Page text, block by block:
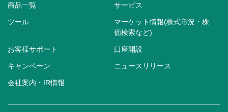
商品一覧 サービス
ツール
マーケット情報(株式市況・株
価検索など)
お客様サポート 口座開設
キャンペーン ニュースリリース
会社案内・IR情報